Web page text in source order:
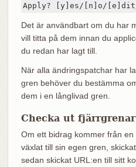
Apply? [y]es/[n]o/
Det är användbart om du har
vill titta på dem innan du
du redan har lagt till.
När alla ändringspatchar har
gren behöver du bestämma
dem i en långlivad gren.
Checka ut fjärrgrenar
Om ett bidrag kommer från
växlat till sin egen gren,
sedan skickat URL:en till sitt